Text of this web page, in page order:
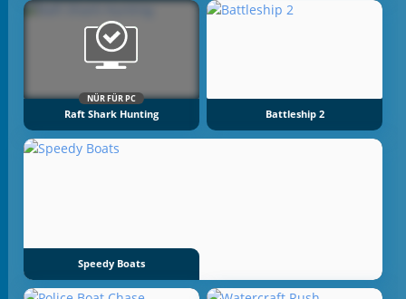
NÜR FÜR PC
Raft Shark Hunting Battleship 2
Speedy Boats